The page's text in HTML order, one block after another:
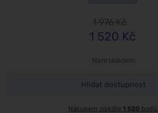
1 976Kč
1 520 Kč
Není skladem
Hlídat dostupnost
Nákupem získáte 1 520 bodů.